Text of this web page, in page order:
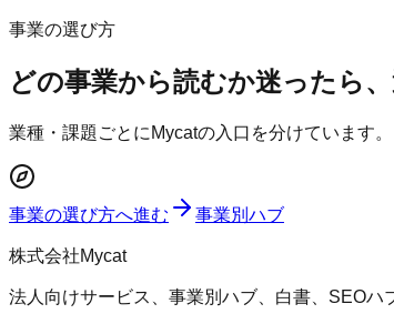
事業の選び方
どの事業から読むか迷ったら
業種・課題ごとにMycatの入口を分けています
事業の選び方へ進む 事業別ハブ
株式会社Mycat
法人向けサービス、事業別ハブ、白書、SEOハ